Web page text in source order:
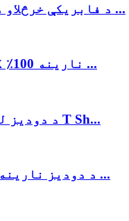
د فابریکې خرڅلاو د سړک جامو نارینه پټه ګالف پولو ...
نارینه 100٪ کاټن پولو ټي شرټ دودیز پولو شرټ ...
د دودیز لوگو فیشن نارینه برانډ پټه پولو T Sh...
د دودیز نارینه پیکو پولو کمیس پټه پولو ټی شرټ ...